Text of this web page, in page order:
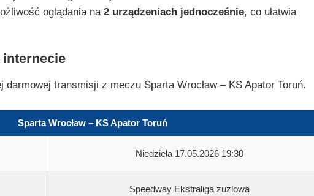
oglądania na 2 urządzeniach jednocześnie, co ułatwia
darmowej transmisji z meczu Sparta Wrocław – KS Apator Toruń.
Sparta Wrocław – KS Apator Toruń
Niedziela 17.05.2026 19:30
Speedway Ekstraliga żużlowa